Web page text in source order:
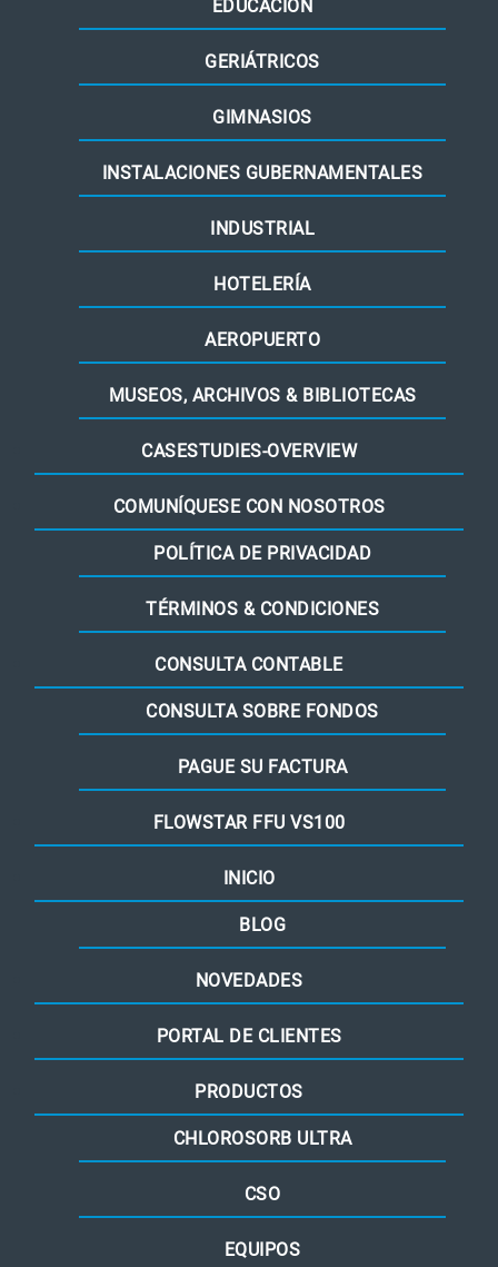
EDUCACIÓN
GERIÁTRICOS
GIMNASIOS
INSTALACIONES GUBERNAMENTALES
INDUSTRIAL
HOTELERÍA
AEROPUERTO
MUSEOS, ARCHIVOS & BIBLIOTECAS
CASESTUDIES-OVERVIEW
COMUNÍQUESE CON NOSOTROS
POLÍTICA DE PRIVACIDAD
TÉRMINOS & CONDICIONES
CONSULTA CONTABLE
CONSULTA SOBRE FONDOS
PAGUE SU FACTURA
FLOWSTAR FFU VS100
INICIO
BLOG
NOVEDADES
PORTAL DE CLIENTES
PRODUCTOS
CHLOROSORB ULTRA
CSO
EQUIPOS